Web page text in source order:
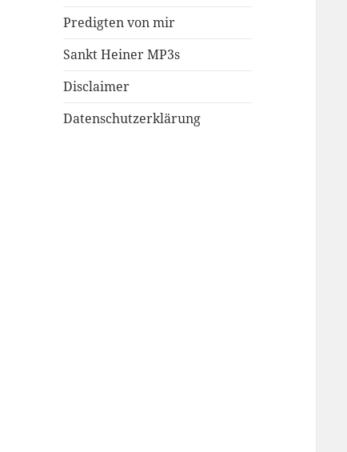
Predigten von mir
Sankt Heiner MP3s
Disclaimer
Datenschutzerklärung